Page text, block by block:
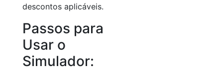
descontos aplicáveis.
Passos para
Usar o
Simulador: